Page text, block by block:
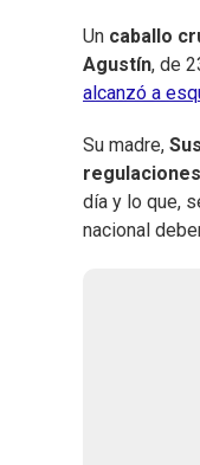
Un caballo
Agustín, de
alcanzó a
Su madre,
día y lo que,
nacional